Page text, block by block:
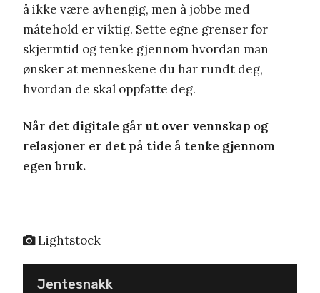
å ikke være avhengig, men å jobbe med
måtehold er viktig. Sette egne grenser for
skjermtid og tenke gjennom hvordan man
ønsker at menneskene du har rundt deg,
hvordan de skal oppfatte deg.
Når det digitale går ut over vennskap og
relasjoner er det på tide å tenke gjennom
egen bruk.
Lightstock
Jentesnakk